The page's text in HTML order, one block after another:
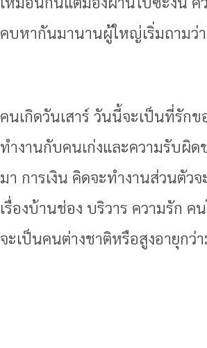
คบหากันมานานผู้ใหญ่เริ่มถามว่า
คนเกิดวันเสาร์ วันนี้จะเป็นที่รัก
ทำงานกับคนเก่งและความรับผิ
มา การเงิน คิดจะทำงานส่วนตั
เรื่องบ้านช่อง บริวาร ความรัก
จะเป็นคนต่างชาติหรือสูงอายุกว่